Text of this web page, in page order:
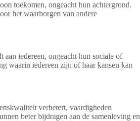
toekomen, ongeacht hun achtergrond.
het waarborgen van andere
aan iedereen, ongeacht hun sociale of
waarin iedereen zijn of haar kansen kan
verbetert, vaardigheden
beter bijdragen aan de samenleving en